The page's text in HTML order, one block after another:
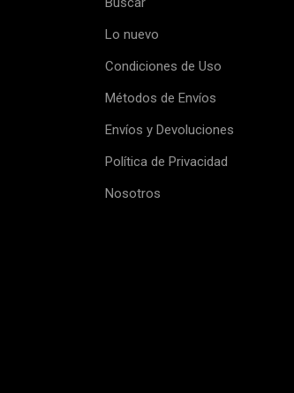
Lo nuevo
Condiciones de Uso
Métodos de Envíos
Envíos y Devoluciones
Política de Privacidad
Nosotros